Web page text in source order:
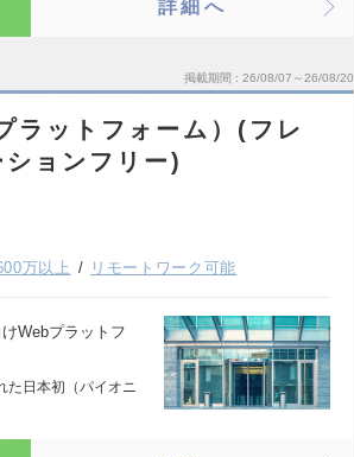
詳細へ
掲載期間 26/08/07～26/08/20
ラットフォーム）(フレ
ョンフリー)
万以上 リモートワーク可能
Webプラットフ
た日本初（パイオニ